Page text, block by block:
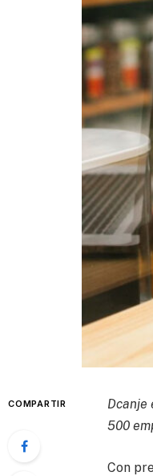
COMPARTIR
Dcanje
500
Con